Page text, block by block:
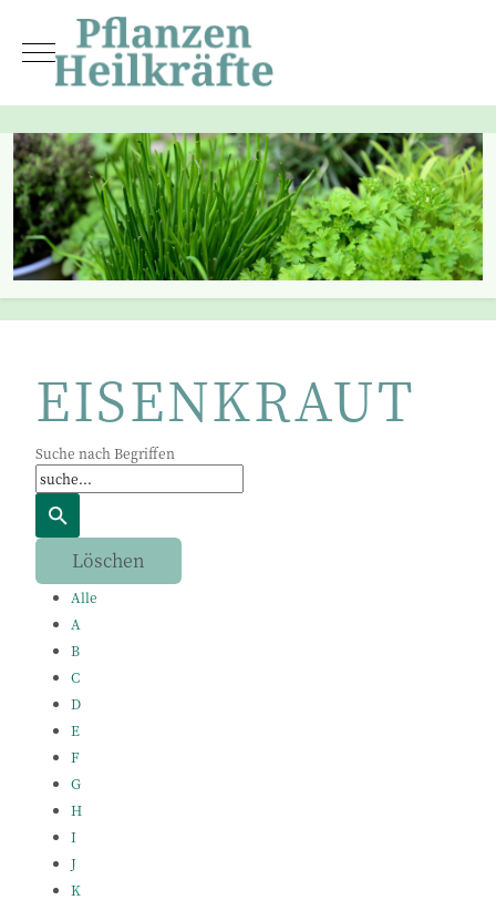
Mobile Menu Toggle
EISENKRAUT
Suche nach Begriffen
Alle
A
B
C
D
E
F
G
H
I
J
K